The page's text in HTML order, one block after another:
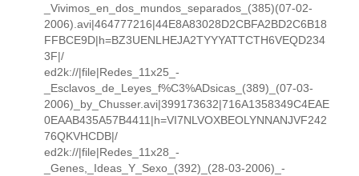
_Vivimos_en_dos_mundos_separados_(385)(07-02-
2006).avi|464777216|44E8A83028D2CBFA2BD2C6B18
FFBCE9D|h=BZ3UENLHEJA2TYYYATTCTH6VEQD234
3F|/
ed2k://|file|Redes_11x25_-
_Esclavos_de_Leyes_f%C3%ADsicas_(389)_(07-03-
2006)_by_Chusser.avi|399173632|716A1358349C4EAE
0EAAB435A57B4411|h=VI7NLVOXBEOLYNNANJVF242
76QKVHCDB|/
ed2k://|file|Redes_11x28_-
_Genes,_Ideas_Y_Sexo_(392)_(28-03-2006)_-